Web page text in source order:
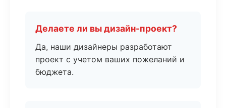
Делаете ли вы дизайн-проект?
Да, наши дизайнеры разработают
проект с учетом ваших пожеланий и
бюджета.